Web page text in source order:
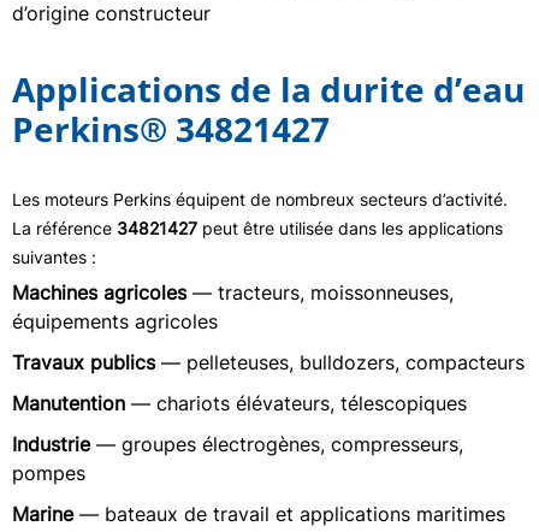
d’origine constructeur
Applications de la durite d’eau
Perkins® 34821427
Les moteurs Perkins équipent de nombreux secteurs d’activité.
La référence 34821427 peut être utilisée dans les applications
suivantes :
Machines agricoles— tracteurs, moissonneuses,
équipements agricoles
Travaux publics— pelleteuses, bulldozers, compacteurs
Manutention — chariots élévateurs, télescopiques
Industrie— groupes électrogènes, compresseurs,
pompes
Marine— bateaux de travail et applications maritimes